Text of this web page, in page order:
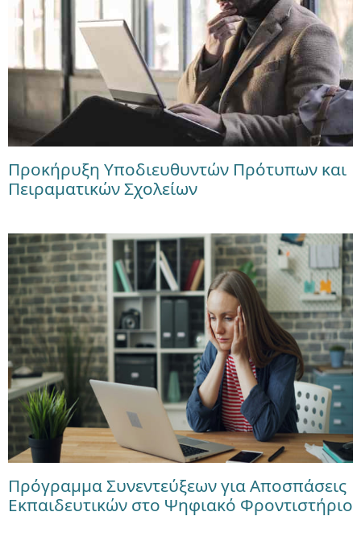
Προκήρυξη Υποδιευθυντών Πρότυπων και
Πειραματικών Σχολείων
Πρόγραμμα Συνεντεύξεων για Αποσπάσεις
Εκπαιδευτικών στο Ψηφιακό Φροντιστήριο